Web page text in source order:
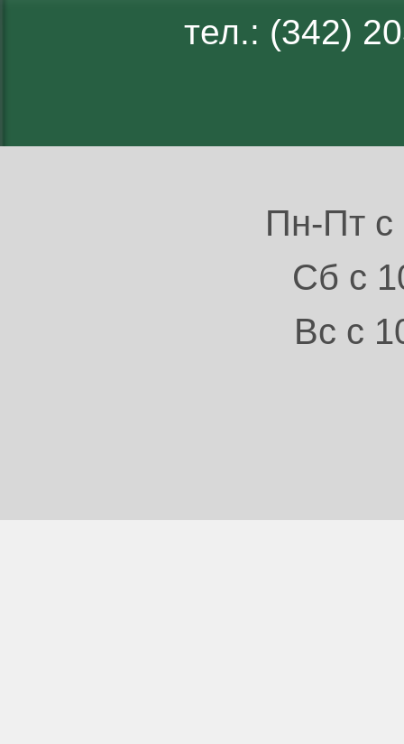
тел.: (342)
Пн-Пт с
Сб с
Вс с